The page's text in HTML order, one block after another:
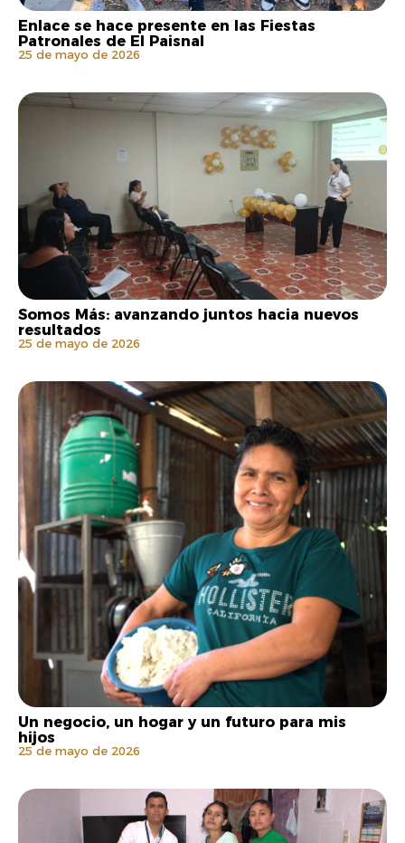
Enlace se hace presente en las Fiestas
Patronales de El Paisnal
25 de mayo de 2026
Somos Más: avanzando juntos hacia nuevos
resultados
25 de mayo de 2026
Un negocio, un hogar y un futuro para mis
hijos
25 de mayo de 2026